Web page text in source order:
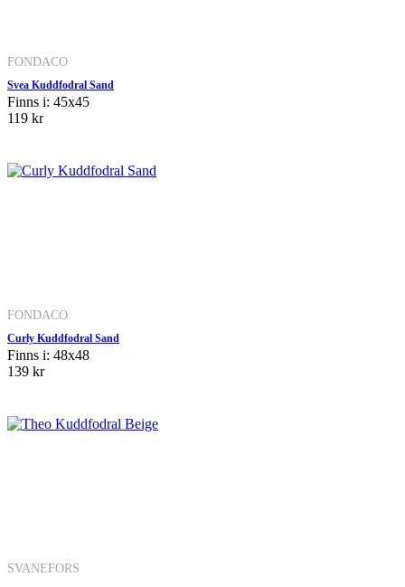
FONDACO
Svea Kuddfodral Sand
Finns i: 45x45
119 kr
FONDACO
Curly Kuddfodral Sand
Finns i: 48x48
139 kr
SVANEFORS